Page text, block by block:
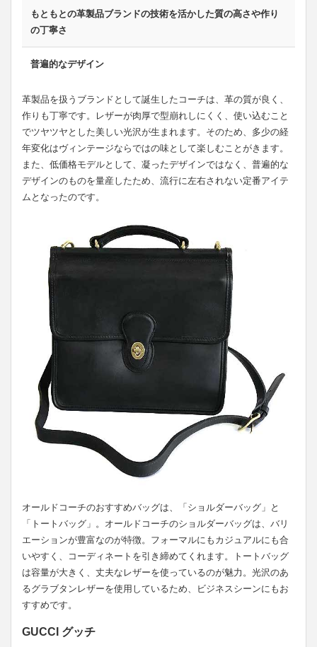
もともとの革製品ブランドの技術を活かした質の高さや作り
の丁寧さ
普遍的なデザイン
革製品を扱うブランドとして誕生したコーチは、革の質が良く、
作りも丁寧です。レザーが肉厚で型崩れしにくく、使い込むこと
でツヤツヤとした美しい光沢が生まれます。そのため、多少の経
年変化はヴィンテージならではの味として楽しむことがきます。
また、低価格モデルとして、凝ったデザインではなく、普遍的な
デザインのものを量産したため、流行に左右されない定番アイテ
ムとなったのです。
オールドコーチのおすすめバッグは、「ショルダーバッグ」と
「トートバッグ」。オールドコーチのショルダーバッグは、バリ
エーションが豊富なのが特徴。フォーマルにもカジュアルにも合
いやすく、コーディネートを引き締めてくれます。トートバッグ
は容量が大きく、丈夫なレザーを使っているのが魅力。光沢のあ
るグラブタンレザーを使用しているため、ビジネスシーンにもお
すすめです。
GUCCI グッチ